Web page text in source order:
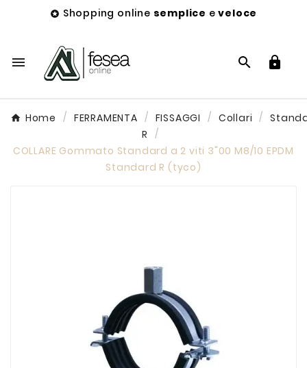
 Shopping online semplice eveloce
  
Home FERRAMENTA FISSAGGI Collari
R
COLLARE Gommato Standard a 2 viti 3"00 M8/10 EPDM
Standard R (tyco)